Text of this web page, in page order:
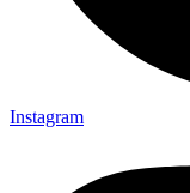
Instagram